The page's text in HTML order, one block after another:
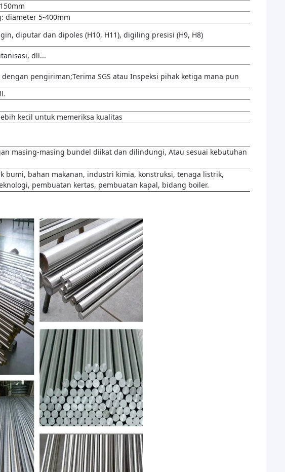
diameter 5-400mm
diputar dan dipoles (H10, H11), digiling presisi (H9, H8)
dll...
pengiriman;Terima SGS atau Inspeksi pihak ketiga mana pun
kecil untuk memeriksa kualitas
masing-masing bundel diikat dan dilindungi, Atau sesuai kebutuhan
bumi, bahan makanan, industri kimia, konstruksi, tenaga listrik,
pembuatan kertas, pembuatan kapal, bidang boiler.